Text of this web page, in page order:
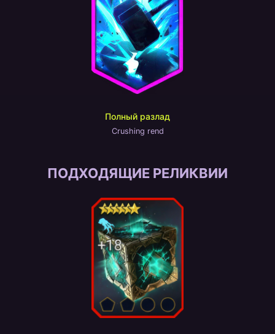
Полный разлад
Crushing rend
ПОДХОДЯЩИЕ РЕЛИКВИИ